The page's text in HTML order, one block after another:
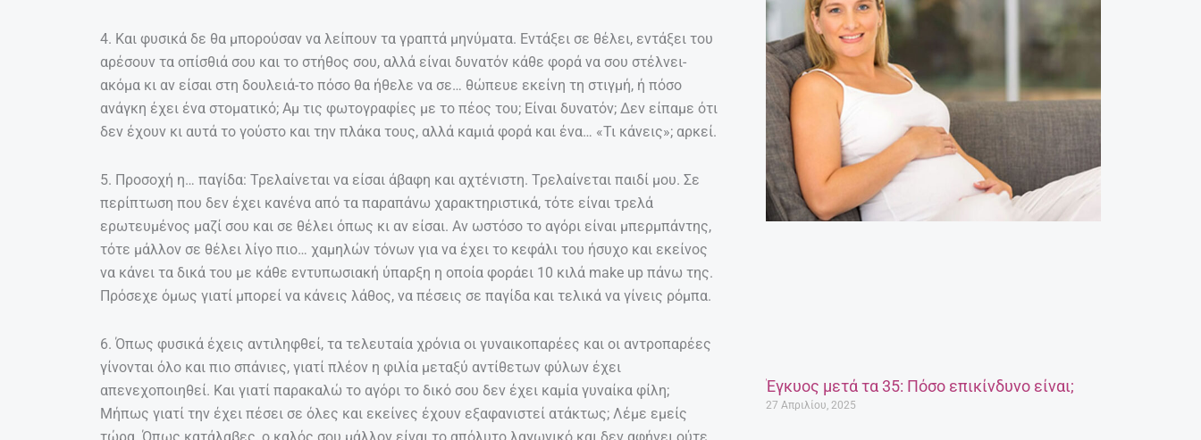
4. Και φυσικά δε θα μπορούσαν να λείπουν τα γραπτά μηνύματα. Εντάξει σε θέλει, εντάξει του
αρέσουν τα οπίσθιά σου και το στήθος σου, αλλά είναι δυνατόν κάθε φορά να σου στέλνει-
ακόμα κι αν είσαι στη δουλειά-το πόσο θα ήθελε να σε… θώπευε εκείνη τη στιγμή, ή πόσο
ανάγκη έχει ένα στοματικό; Αμ τις φωτογραφίες με το πέος του; Είναι δυνατόν; Δεν είπαμε ότι
δεν έχουν κι αυτά το γούστο και την πλάκα τους, αλλά καμιά φορά και ένα… «Τι κάνεις»; αρκεί.
5. Προσοχή η… παγίδα: Τρελαίνεται να είσαι άβαφη και αχτένιστη. Τρελαίνεται παιδί μου. Σε
περίπτωση που δεν έχει κανένα από τα παραπάνω χαρακτηριστικά, τότε είναι τρελά
ερωτευμένος μαζί σου και σε θέλει όπως κι αν είσαι. Αν ωστόσο το αγόρι είναι μπερμπάντης,
τότε μάλλον σε θέλει λίγο πιο… χαμηλών τόνων για να έχει το κεφάλι του ήσυχο και εκείνος
να κάνει τα δικά του με κάθε εντυπωσιακή ύπαρξη η οποία φοράει 10 κιλά make up πάνω της.
Πρόσεχε όμως γιατί μπορεί να κάνεις λάθος, να πέσεις σε παγίδα και τελικά να γίνεις ρόμπα.
6. Όπως φυσικά έχεις αντιληφθεί, τα τελευταία χρόνια οι γυναικοπαρέες και οι αντροπαρέες
γίνονται όλο και πιο σπάνιες, γιατί πλέον η φιλία μεταξύ αντίθετων φύλων έχει
απενεχοποιηθεί. Και γιατί παρακαλώ το αγόρι το δικό σου δεν έχει καμία γυναίκα φίλη;
Mήπως γιατί την έχει πέσει σε όλες και εκείνες έχουν εξαφανιστεί ατάκτως; Λέμε εμείς
τώρα. Όπως κατάλαβες, ο καλός σου μάλλον είναι το απόλυτο λαγωνικό και δεν αφήνει ούτε
Έγκυος μετά τα 35: Πόσο επικίνδυνο είναι;
27 Απριλίου, 2025